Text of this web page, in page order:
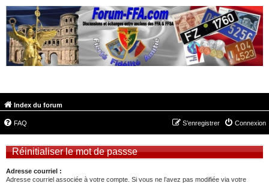
Index du forum
FAQ Connexion
S’enregistrer
Réinitialiser le mot de passse
Adresse courriel :
Adresse courriel associée à votre compte. Si vous ne l’avez pas modifiée via votre